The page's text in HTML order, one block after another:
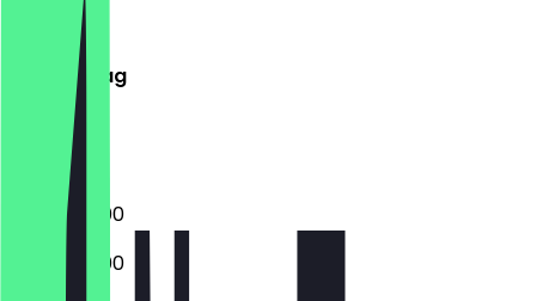
Dienstag
Mittwoch
Donnerstag
Freitag
Samstag
Sonntag
16:00 - 22:00
16:00 - 22:00